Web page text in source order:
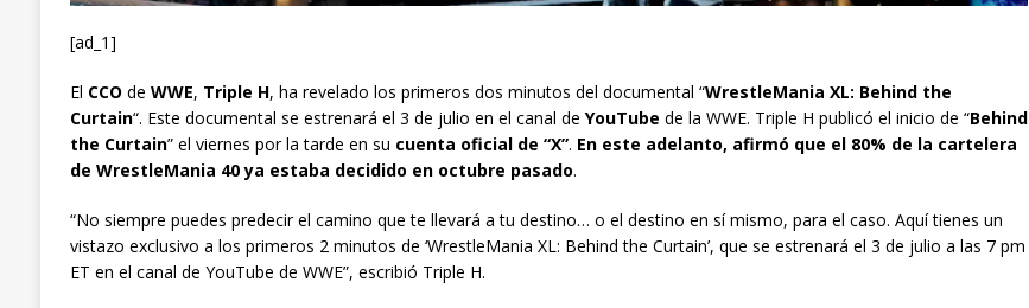
[ad_1]
El CCO de WWE, Triple H, ha revelado los primeros dos minutos del documental “WrestleMania XL: Behind the
Curtain“. Este documental se estrenará el 3 de julio en el canal de YouTube de la WWE. Triple H publicó el inicio de “Behind
the Curtain” el viernes por la tarde en su cuenta oficial de “X”. En este adelanto, afirmó que el 80% de la cartelera
de WrestleMania 40 ya estaba decidido en octubre pasado.
“No siempre puedes predecir el camino que te llevará a tu destino… o el destino en sí mismo, para el caso. Aquí tienes un
vistazo exclusivo a los primeros 2 minutos de ‘WrestleMania XL: Behind the Curtain’, que se estrenará el 3 de julio a las 7 pm
ET en el canal de YouTube de WWE”, escribió Triple H.